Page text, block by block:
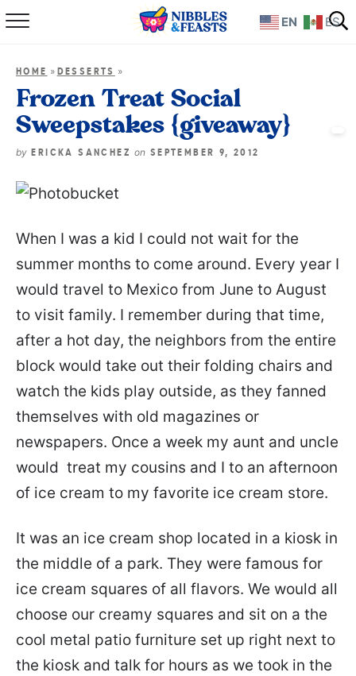
Home
Recipes
HOME » DESSERTS »
Frozen Treat Social
Sweepstakes {giveaway}
by ERICKA SANCHEZon SEPTEMBER 9, 2012
When I was a kid I could not wait for the
summer months to come around. Every year I
would travel to Mexico from June to August
to visit family. I remember during that time,
after a hot day, the neighbors from the entire
block would take out their folding chairs and
watch the kids play outside, as they fanned
themselves with old magazines or
newspapers. Once a week my aunt and uncle
would treat my cousins and I to an afternoon
of ice cream to my favorite ice cream store.
It was an ice cream shop located in a kiosk in
the middle of a park. They were famous for
ice cream squares of all flavors. We would all
choose our creamy squares and sit on a the
cool metal patio furniture set up right next to
the kiosk and talk for hours as we took in the
EN ES